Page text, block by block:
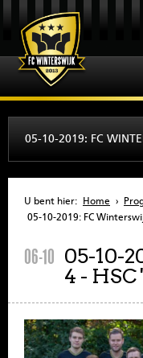
OVER FCW
INFORMATIE
SENIOREN
05-10-2019: FC
U bent hier: Home ›
05-10-2019: FC
06-10 05-10-
4 - HSC